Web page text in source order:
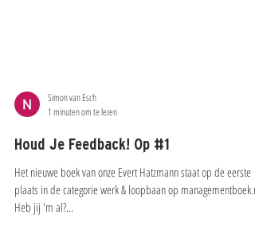
Simon van Esch
1 minuten om te lezen
Houd Je Feedback! Op #1
Het nieuwe boek van onze Evert Hatzmann staat op de eerste